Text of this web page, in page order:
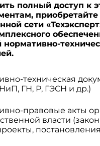
полный доступ к
приобретайте
сети
нормативно-
техническая
ГН, Р, ГЭСН и др.)
правовые акты
власти